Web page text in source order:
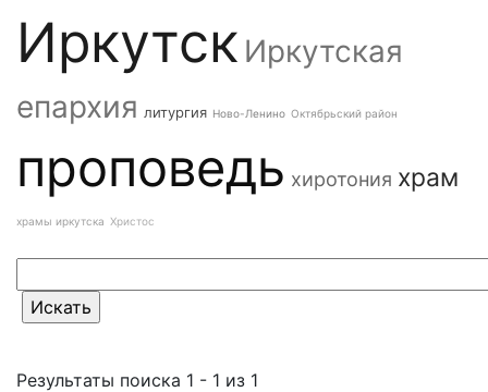
Иркутск Иркутская
епархия литургия Ново-Ленино Октябрьский район
проповедь хиротония храм
храмы иркутска Христос
Результаты поиска 1 - 1 из 1